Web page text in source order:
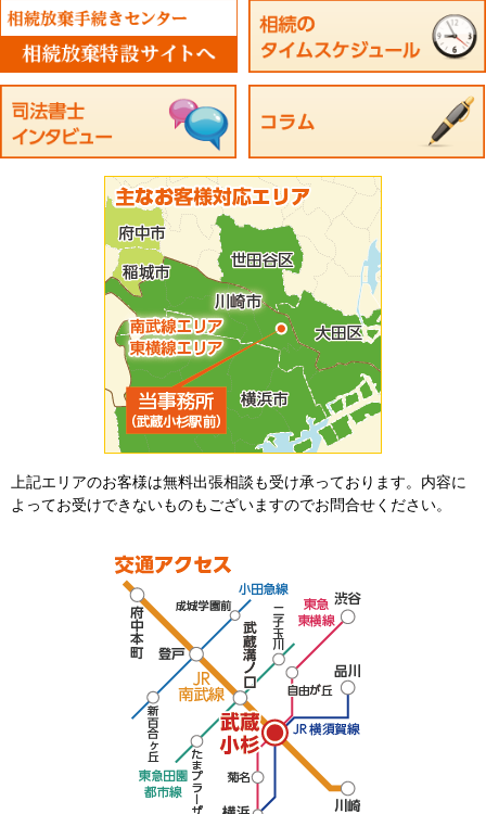
上記エリアのお客様は無料出張相談も受け承っております。内容に
よってお受けできないものもございますのでお問合せください。